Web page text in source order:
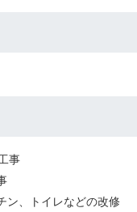
事
ン、トイレなどの改修